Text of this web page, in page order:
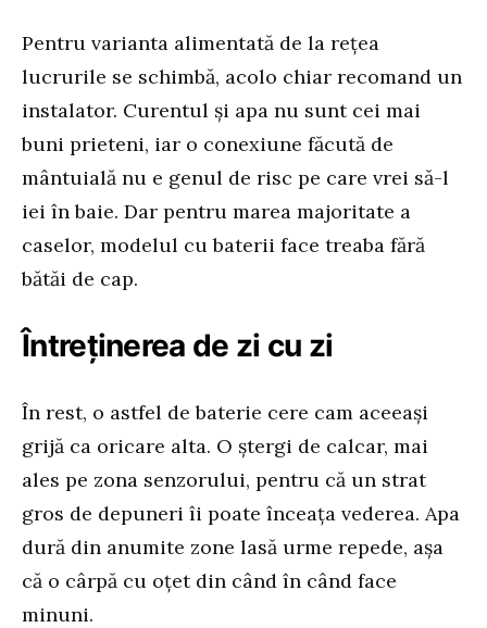
Pentru varianta alimentată de la rețea
lucrurile se schimbă, acolo chiar recomand un
instalator. Curentul și apa nu sunt cei mai
buni prieteni, iar o conexiune făcută de
mântuială nu e genul de risc pe care vrei să-l
iei în baie. Dar pentru marea majoritate a
caselor, modelul cu baterii face treaba fără
bătăi de cap.
Întreținerea de zi cu zi
În rest, o astfel de baterie cere cam aceeași
grijă ca oricare alta. O ștergi de calcar, mai
ales pe zona senzorului, pentru că un strat
gros de depuneri îi poate înceața vederea. Apa
dură din anumite zone lasă urme repede, așa
că o cârpă cu oțet din când în când face
minuni.